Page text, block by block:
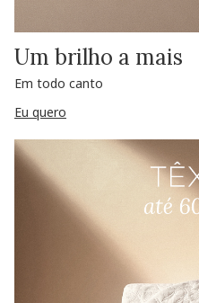
Um brilho a mais
Em todo canto
Eu quero